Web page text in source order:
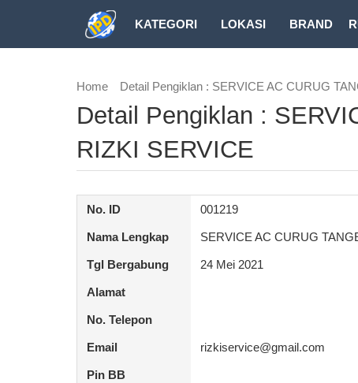
KATEGORI LOKASI BRAND
Home
Detail Pengiklan : SERVICE AC CURUG
Detail Pengiklan :
RIZKI SERVICE
No. ID 001219
Nama Lengkap SERVICE AC CURUG
Tgl Bergabung 24 Mei 2021
Alamat
No. Telepon
Email rizkiservice@gmail.com
Pin BB